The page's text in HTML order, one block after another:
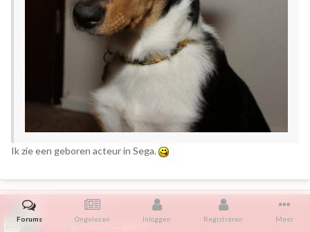
Ik zie een geboren acteur in Sega.
djkoelkast
24 augustus 2012 gepost
Forums Ongelezen Inloggen Registreren Meer